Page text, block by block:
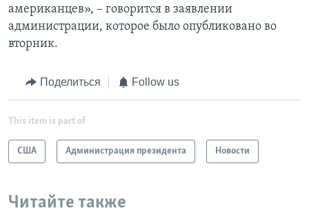
американцев», – говорится в заявлении
администрации, которое было опубликовано во
вторник.
Поделиться Follow us
This item is part of
США Администрация президента Новости
Читайте также